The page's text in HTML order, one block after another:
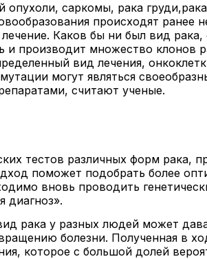
саркомы, рака
происходят ранее
Каков бы ни был вид рака,
производит множество клонов
вид лечения,
могут являться
считают ученые.
тестов различных форм рака,
поможет подобрать более
вновь проводить
диагноз».
рака у разных людей может
болезни. Полученная в
которое с большой долей